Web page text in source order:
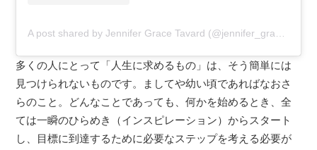
多くの人にとって「人生に求めるもの」は、そう簡単には
見つけられないものです。ましてや幼い頃であればなおさ
らのこと。どんなことであっても、何かを始めるとき、全
ては一瞬のひらめき（インスピレーション）からスタート
し、目標に到達するために必要なステップを考える必要が